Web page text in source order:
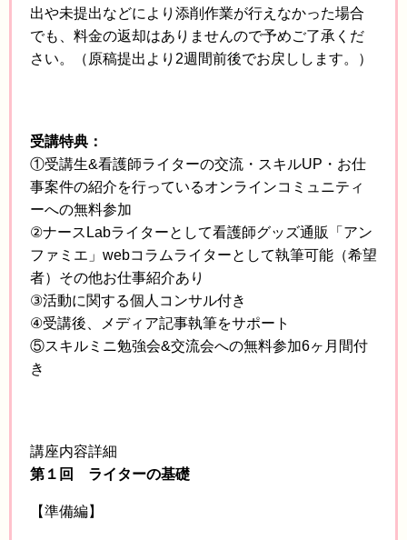
出や未提出などにより添削作業が行えなかった場合
でも、料金の返却はありませんので予めご了承くだ
さい。（原稿提出より2週間前後でお戻しします。）
受講特典：
①受講生&看護師ライターの交流・スキルUP・お仕
事案件の紹介を行っているオンラインコミュニティ
ーへの無料参加
②ナースLabライターとして看護師グッズ通販「アン
ファミエ」webコラムライターとして執筆可能（希望
者）その他お仕事紹介あり
③活動に関する個人コンサル付き
④受講後、メディア記事執筆をサポート
⑤スキルミニ勉強会&交流会への無料参加6ヶ月間付
き
講座内容詳細
第１回 ライターの基礎
【準備編】